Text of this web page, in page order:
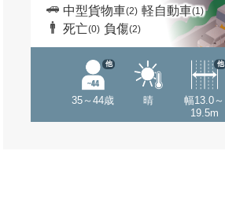
中型貨物車(2) 軽自動車(1)
死亡(0) 負傷(2)
35～44歳
他
晴
幅13.0～
19.5m
他